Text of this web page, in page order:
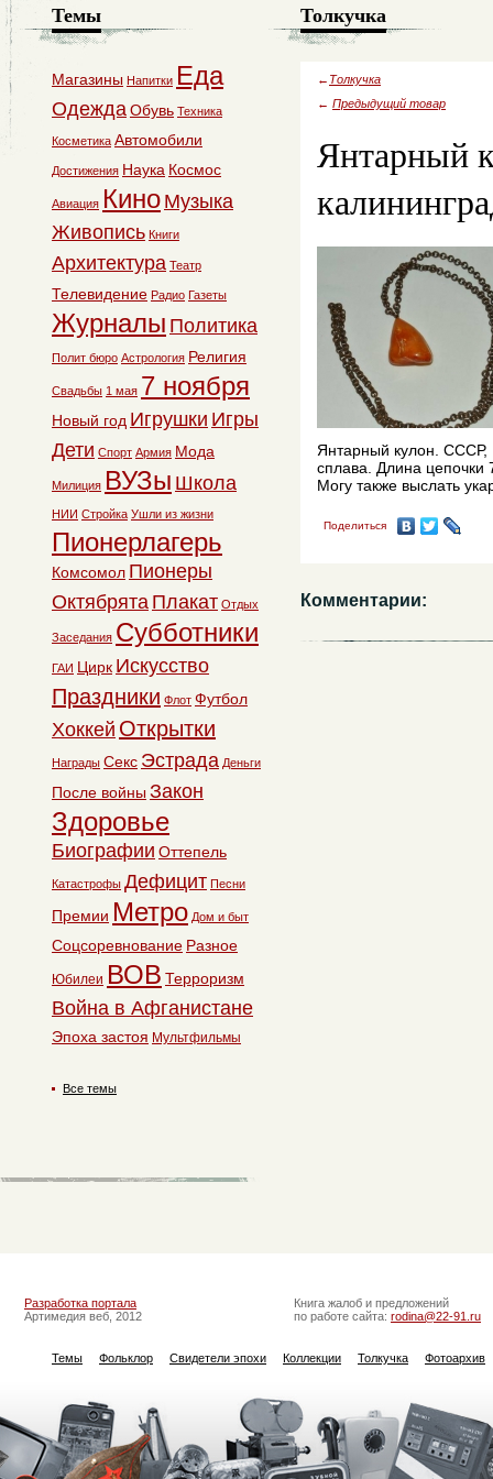
Толкучка
← Толкучка
← Предыдущий товар
Янтарный
Янтарный кулон. СССР,
сплава. Длина
Могу также выслать
Поделиться
Комментарии:
Темы
Магазины Напитки Еда
ОдеждаОбувь Техника
Косметика Автомобили
Достижения Наука Космос
Авиация Кино Музыка
Живопись Книги
Архитектура Театр
Телевидение Радио Газеты
Журналы Политика
Полит бюро Астрология Религия
Свадьбы 1 мая 7 ноября
Новый год Игрушки Игры
Дети Спорт Армия Мода
Милиция ВУЗы Школа
НИИ Стройка Ушли из жизни
Пионерлагерь
Комсомол Пионеры
Октябрята Плакат Отдых
Заседания Субботники
ГАИ Цирк Искусство
Праздники Флот Футбол
Хоккей Открытки
Награды Секс Эстрада Деньги
После войны Закон
Здоровье
Биографии Оттепель
Катастрофы Дефицит Песни
Премии Метро Дом и быт
Соцсоревнование Разное
Юбилеи ВОВ Терроризм
Война в Афганистане
Эпоха застоя Мультфильмы
Все темы
Разработка портала
Артимедия веб, 2012
Книга жалоб и предложений
по работе сайта: rodina@22-91.ru
Темы Фольклор Свидетели эпохи Коллекции Толкучка Фотоархив